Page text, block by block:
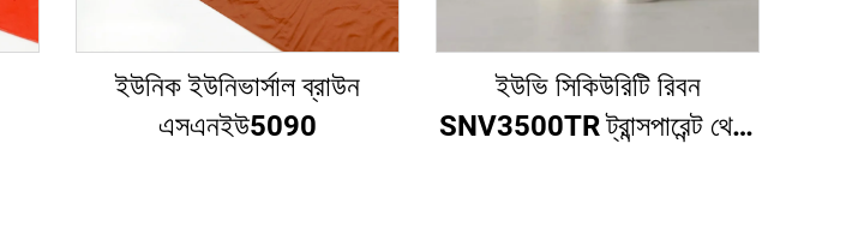
ইউনিক ইউনিভার্সাল ব্রাউন
এসএনইউ5090
ইউভি সিকিউরিটি রিবন
SNV3500TR ট্রান্সপারেন্ট থেকে